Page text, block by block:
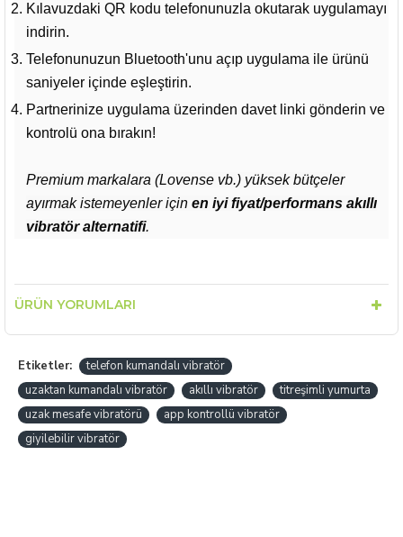
Kılavuzdaki QR kodu telefonunuzla okutarak uygulamayı
indirin.
Telefonunuzun Bluetooth'unu açıp uygulama ile ürünü
saniyeler içinde eşleştirin.
Partnerinize uygulama üzerinden davet linki gönderin ve
kontrolü ona bırakın!
Premium markalara (Lovense vb.) yüksek bütçeler
ayırmak istemeyenler için en iyi fiyat/performans akıllı
vibratör alternatifi.
ÜRÜN YORUMLARI
Etiketler:
telefon kumandalı vibratör
uzaktan kumandalı vibratör
akıllı vibratör
titreşimli yumurta
uzak mesafe vibratörü
app kontrollü vibratör
giyilebilir vibratör